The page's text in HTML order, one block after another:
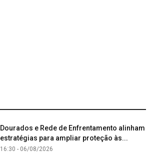
Dourados e Rede de Enfrentamento alinham
estratégias para ampliar proteção às...
16:30 - 06/08/2026